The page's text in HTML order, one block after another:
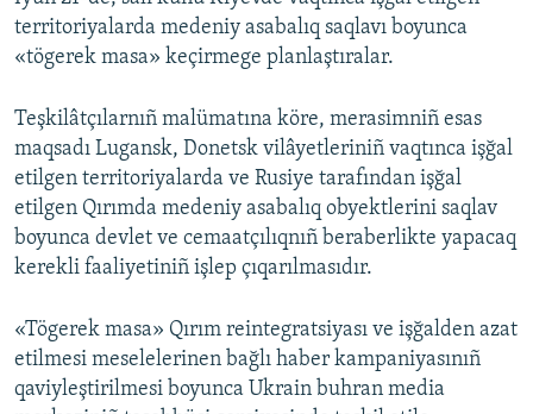
RFE/RS bütün saytları
territoriyalarda medeniy asabalıq saqlavı boyunca
«tögerek masa» keçirmege planlaştıralar.
Teşkilâtçılarnıñ malümatına köre, merasimniñ esas
maqsadı Lugansk, Donetsk vilâyetleriniñ vaqtınca işğal
etilgen territoriyalarda ve Rusiye tarafından işğal
etilgen Qırımda medeniy asabalıq obyektlerini saqlav
boyunca devlet ve cemaatçılıqnıñ beraberlikte yapacaq
kerekli faaliyetiniñ işlep çıqarılmasıdır.
«Tögerek masa» Qırım reintegratsiyası ve işğalden azat
etilmesi meselelerinen bağlı haber kampaniyasınıñ
qaviyleştirilmesi boyunca Ukrain buhran media